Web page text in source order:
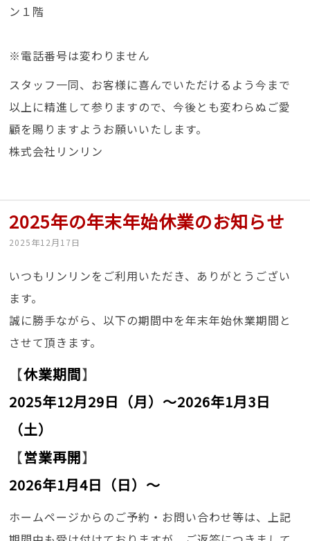
ン１階
※電話番号は変わりません
スタッフ一同、お客様に喜んでいただけるよう今まで
以上に精進して参りますので、今後とも変わらぬご愛
顧を賜りますようお願いいたします。
株式会社リンリン
2025年の年末年始休業のお知らせ
2025年12月17日
いつもリンリンをご利用いただき、ありがとうござい
ます。
誠に勝手ながら、以下の期間中を年末年始休業期間と
させて頂きます。
【休業期間】
2025年12月29日（月）～2026年1月3日
（土）
【営業再開】
2026年1月4日（日）〜
ホームページからのご予約・お問い合わせ等は、上記